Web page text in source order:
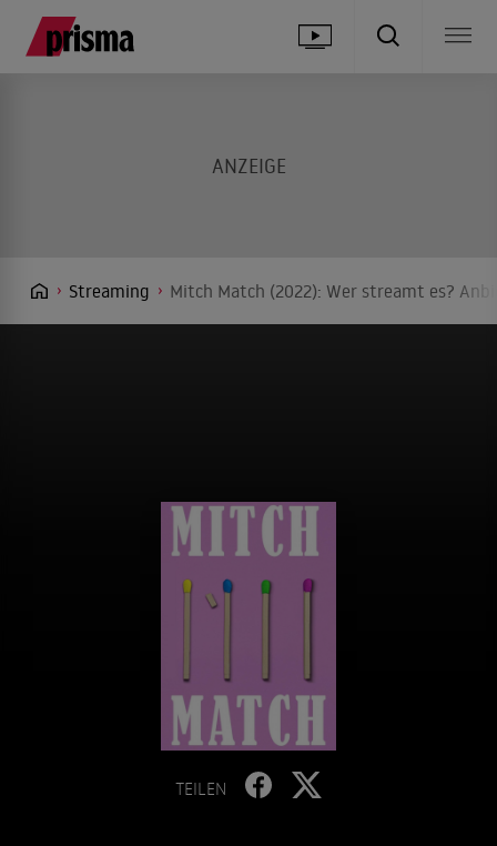
Streaming Mitch Match (2022): Wer streamt es?
TEILEN